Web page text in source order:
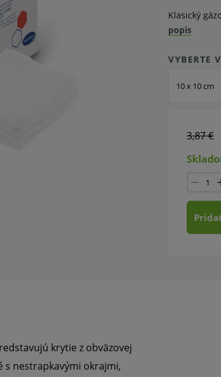
Klasický
popis
VYBERTE
10 x 10 cm
3,87 €
krytie z obväzovej
s nestrapkavými okrajmi,